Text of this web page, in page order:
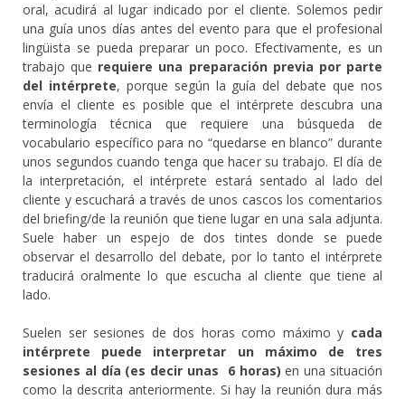
oral, acudirá al lugar indicado por el cliente. Solemos pedir
una guía unos días antes del evento para que el profesional
lingüista se pueda preparar un poco. Efectivamente, es un
trabajo que requiere una preparación previa por parte
del intérprete, porque según la guía del debate que nos
envía el cliente es posible que el intérprete descubra una
terminología técnica que requiere una búsqueda de
vocabulario específico para no “quedarse en blanco” durante
unos segundos cuando tenga que hacer su trabajo. El día de
la interpretación, el intérprete estará sentado al lado del
cliente y escuchará a través de unos cascos los comentarios
del briefing/de la reunión que tiene lugar en una sala adjunta.
Suele haber un espejo de dos tintes donde se puede
observar el desarrollo del debate, por lo tanto el intérprete
traducirá oralmente lo que escucha al cliente que tiene al
lado.
Suelen ser sesiones de dos horas como máximo y cada
intérprete puede interpretar un máximo de tres
sesiones al día (es decir unas 6 horas) en una situación
como la descrita anteriormente. Si hay la reunión dura más